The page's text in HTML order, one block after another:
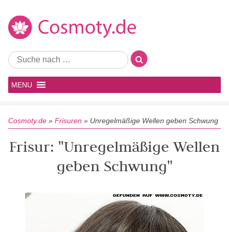
MENU
Cosmoty.de » Frisuren » Unregelmäßige Wellen geben Schwung
Frisur: "Unregelmäßige Wellen
geben Schwung"